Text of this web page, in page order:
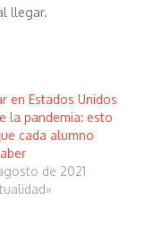
llegar.
en Estados Unidos
la pandemia: esto
cada alumno
de 2021